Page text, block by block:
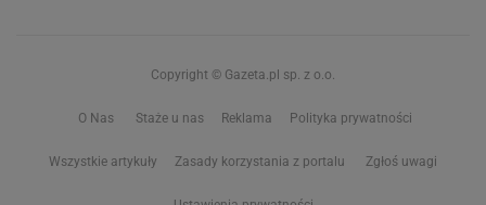
Copyright © Gazeta.pl sp. z o.o.
O Nas Staże u nas Reklama Polityka prywatności
Wszystkie artykuły Zasady korzystania z portalu Zgłoś uwagi